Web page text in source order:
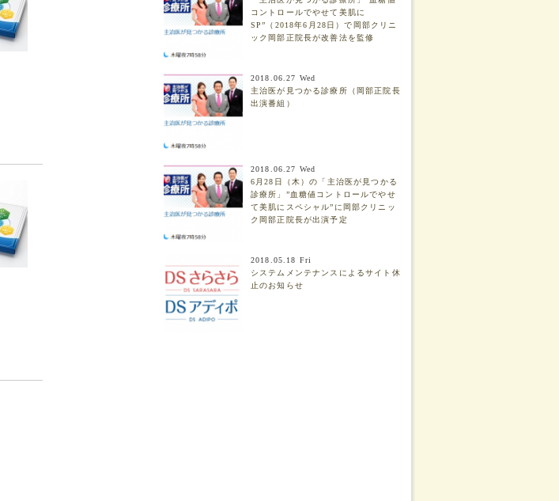
コントロールでやせて美肌に
SP”（2018年6月28日）で岡部クリニ
ック岡部正院長が改善法を監修
2018.06.27 Wed
主治医が見つかる診療所（岡部正院長
出演番組）
2018.06.27 Wed
6月28日（木）の「主治医が見つかる
診療所」”血糖値コントロールでやせ
て美肌にスペシャル”に岡部クリニッ
ク岡部正院長が出演予定
2018.05.18 Fri
システムメンテナンスによるサイト休
止のお知らせ